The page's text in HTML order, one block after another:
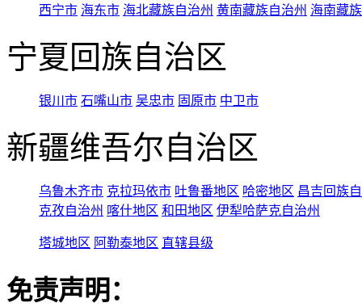
西宁市 海东市 海北藏族自治州 黄南藏族自治州 海南藏
宁夏回族自治区
银川市 石嘴山市 吴忠市 固原市 中卫市
新疆维吾尔自治区
乌鲁木齐市 克拉玛依市 吐鲁番地区 哈密地区 昌吉回族
克孜自治州 喀什地区 和田地区 伊犁哈萨克自治州
塔城地区 阿勒泰地区 直辖县级
免责声明：